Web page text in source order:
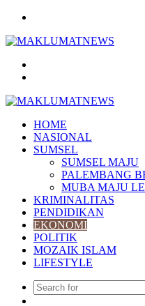
HOME
NASIONAL
SUMSEL
SUMSEL MAJU
PALEMBANG
MUBA MAJU
KRIMINALITAS
PENDIDIKAN
EKONOMI
POLITIK
MOZAIK ISLAM
LIFESTYLE